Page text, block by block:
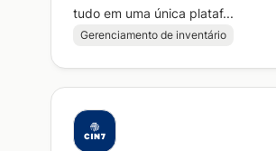
tudo em uma única plataf...
Gerenciamento de inventário